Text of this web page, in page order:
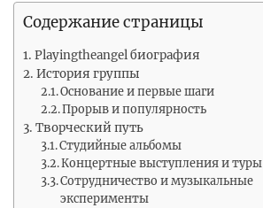
Содержание страницы
Playingtheangel биография
История группы
Основание и первые шаги
Прорыв и популярность
Творческий путь
Студийные альбомы
Концертные выступления и туры
Сотрудничество и музыкальные
эксперименты